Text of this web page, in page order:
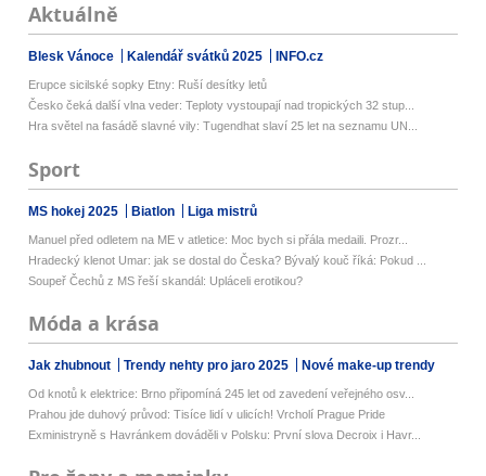
Aktuálně
Blesk Vánoce Kalendář svátků 2025 INFO.cz
Erupce sicilské sopky Etny: Ruší desítky letů
Česko čeká další vlna veder: Teploty vystoupají nad tropických 32 stup...
Hra světel na fasádě slavné vily: Tugendhat slaví 25 let na seznamu UN...
Sport
MS hokej 2025 Biatlon Liga mistrů
Manuel před odletem na ME v atletice: Moc bych si přála medaili. Prozr...
Hradecký klenot Umar: jak se dostal do Česka? Bývalý kouč říká: Pokud ...
Soupeř Čechů z MS řeší skandál: Upláceli erotikou?
Móda a krása
Jak zhubnout Trendy nehty pro jaro 2025 Nové make-up trendy
Od knotů k elektrice: Brno připomíná 245 let od zavedení veřejného osv...
Prahou jde duhový průvod: Tisíce lidí v ulicích! Vrcholí Prague Pride
Exministryně s Havránkem dováděli v Polsku: První slova Decroix i Havr...